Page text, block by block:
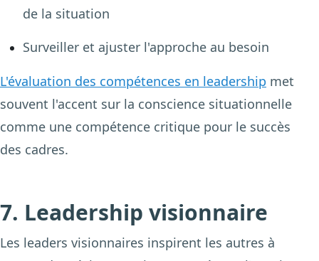
de la situation
Surveiller et ajuster l'approche au besoin
L'évaluation des compétences en leadership met
souvent l'accent sur la conscience situationnelle
comme une compétence critique pour le succès
des cadres.
7. Leadership visionnaire
Les leaders visionnaires inspirent les autres à